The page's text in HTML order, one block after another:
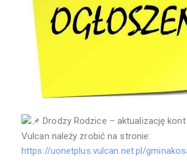
Drodzy Rodzice – aktualizację
Vulcan należy zrobić na stronie:
https://uonetplus.vulcan.net.pl/